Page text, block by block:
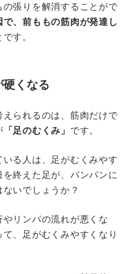
張りを解消することがで
で、前ももの筋肉が発達し
す。
硬くなる
られるのは、筋肉だけで
「足のむくみ」 です。
る人は、足がむくみやす
終えた足が、パンパンに
いでしょうか？
リンパの流れが悪くな
、足がむくみやすくなり